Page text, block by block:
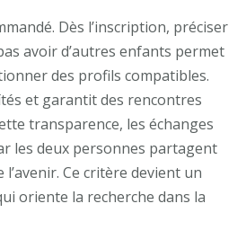
Dès l’inscription, préciser
avoir d’autres enfants permet
des profils compatibles.
et garantit des rencontres
transparence, les échanges
les deux personnes partagent
Ce critère devient un
oriente la recherche dans la